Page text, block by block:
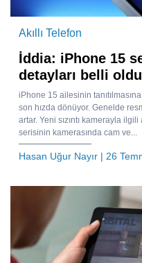
Akıllı Telefon
İddia: iPhone 15
detayları belli oldu
iPhone 15 ailesinin
son hızda dönüyor. Genelde
artar. Yeni sızıntı kamerayla ilgili
serisinin kamerasında cam ve...
Hasan Uğur Nayır | 26